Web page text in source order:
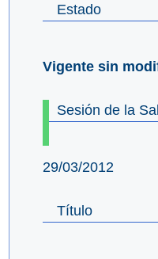
Estado
Vigente sin
Sesión de la
29/03/2012
Título